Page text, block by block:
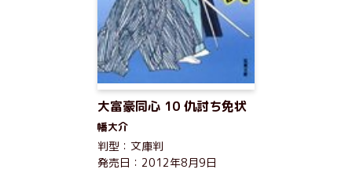
大富豪同心 10 仇討ち免状
幡大介
判型：文庫判
発売日：2012年8月9日